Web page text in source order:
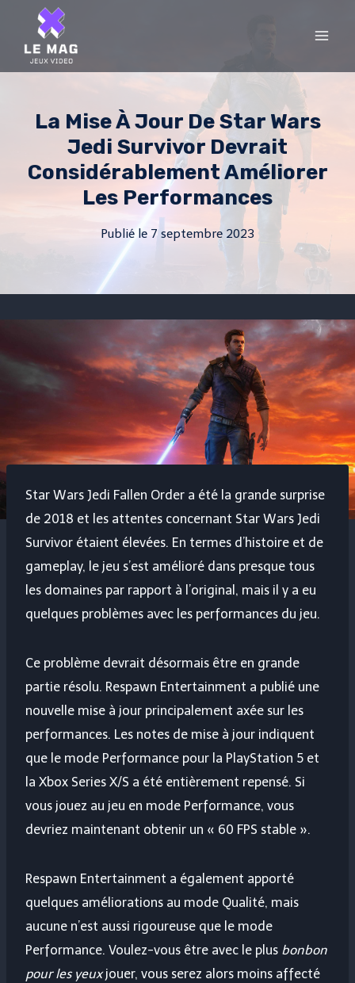
content
La Mise À Jour De Star Wars
Jedi Survivor Devrait
Considérablement Améliorer
Les Performances
Publié le 7 septembre 2023
Star Wars Jedi Fallen Order a été la grande surprise
de 2018 et les attentes concernant Star Wars Jedi
Survivor étaient élevées. En termes d’histoire et de
gameplay, le jeu s’est amélioré dans presque tous
les domaines par rapport à l’original, mais il y a eu
quelques problèmes avec les performances du jeu.
Ce problème devrait désormais être en grande
partie résolu. Respawn Entertainment a publié une
nouvelle mise à jour principalement axée sur les
performances. Les notes de mise à jour indiquent
que le mode Performance pour la PlayStation 5 et
la Xbox Series X/S a été entièrement repensé. Si
vous jouez au jeu en mode Performance, vous
devriez maintenant obtenir un « 60 FPS stable ».
Respawn Entertainment a également apporté
quelques améliorations au mode Qualité, mais
aucune n’est aussi rigoureuse que le mode
Performance. Voulez-vous être avec le plus bonbon
pour les yeuxjouer, vous serez alors moins affecté